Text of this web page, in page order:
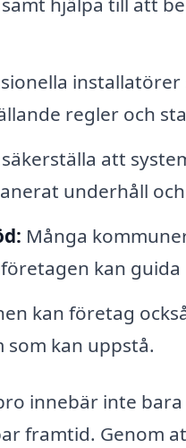
regler och
att
underhåll
Många
kan guida
kan företag
kan uppstå.
innebär inte
framtid. Genom